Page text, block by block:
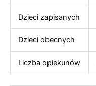
Dzieci zapisanych
Dzieci obecnych
Liczba opiekunów